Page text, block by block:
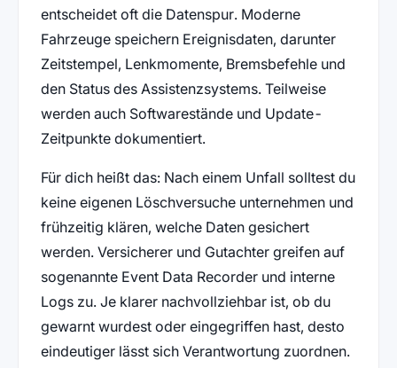
entscheidet oft die Datenspur. Moderne
Fahrzeuge speichern Ereignisdaten, darunter
Zeitstempel, Lenkmomente, Bremsbefehle und
den Status des Assistenzsystems. Teilweise
werden auch Softwarestände und Update-
Zeitpunkte dokumentiert.
Für dich heißt das: Nach einem Unfall solltest du
keine eigenen Löschversuche unternehmen und
frühzeitig klären, welche Daten gesichert
werden. Versicherer und Gutachter greifen auf
sogenannte Event Data Recorder und interne
Logs zu. Je klarer nachvollziehbar ist, ob du
gewarnt wurdest oder eingegriffen hast, desto
eindeutiger lässt sich Verantwortung zuordnen.